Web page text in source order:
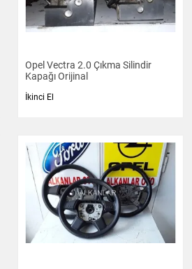
Opel Vectra 2.0 Çıkma Silindir
Kapağı Orijinal
İkinci El